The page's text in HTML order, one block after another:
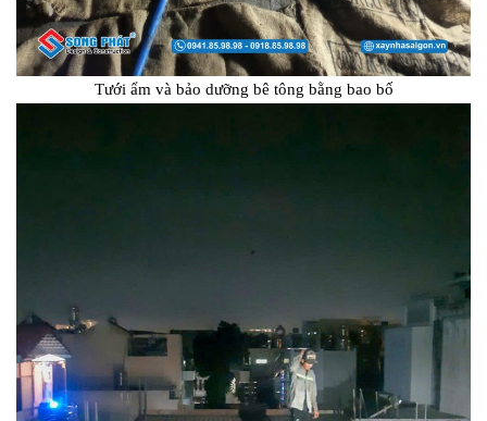
Tưới ẩm và bảo dưỡng bê tông bằng bao bố